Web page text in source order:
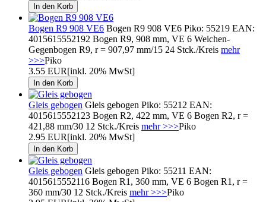
Bogen R9 908 VE6 Bogen R9 908 VE6 Piko: 55219 EAN:
4015615552192 Bogen R9, 908 mm, VE 6 Weichen-
Gegenbogen R9, r = 907,97 mm/15 24 Stck./Kreis mehr
>>>Piko
3.55 EUR[inkl. 20% MwSt]
Gleis gebogen Gleis gebogen Piko: 55212 EAN:
4015615552123 Bogen R2, 422 mm, VE 6 Bogen R2, r =
421,88 mm/30 12 Stck./Kreis mehr >>>Piko
2.95 EUR[inkl. 20% MwSt]
Gleis gebogen Gleis gebogen Piko: 55211 EAN:
4015615552116 Bogen R1, 360 mm, VE 6 Bogen R1, r =
360 mm/30 12 Stck./Kreis mehr >>>Piko